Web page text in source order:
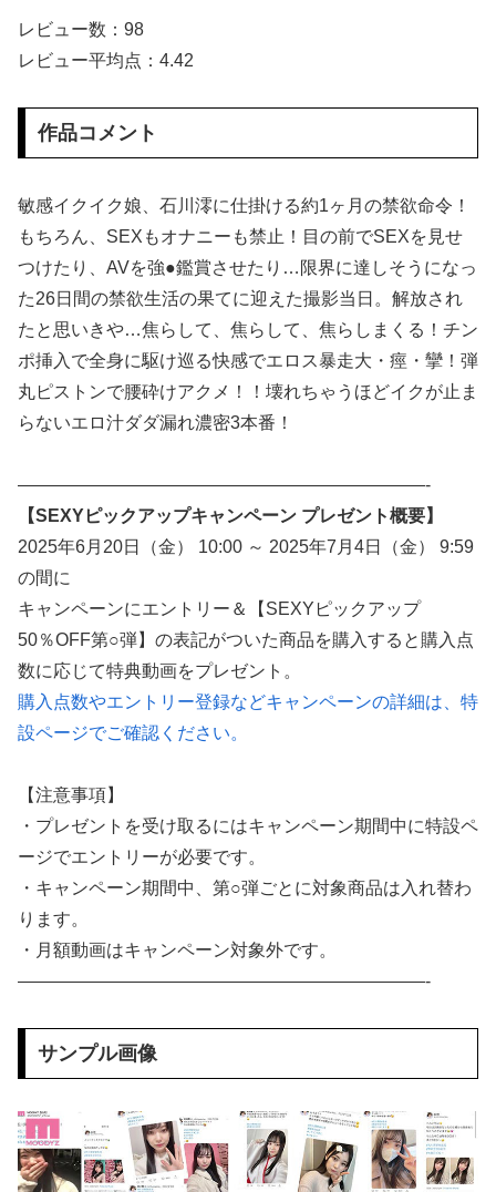
【朗報】芸能界を引退した爆乳、SNSでおっぱい画像を投稿www
【画像】ムチムチJK「デカパイ見せつけながらピース！✌」
ハメ撮りプライベート 極乳 宇佐美すい
【NIKKE】エレグのエロ画像まとめ 4
★川口けいと
怖い女上司が脱いだらHで可愛かった話-プライベートSEX編-
はるな愛、映画で自身初の母親役を演じることが発覚したんやが
激しく揺れる小さな胸が愛おしくてたまらない
【ＳＭ・調教】出会い系でエッチした最高のドＭ女
松居一代 画像36枚【ヌード】
素人ＡＶ面接 ~ロリ娘にセクシーランジェリーを着せて生中ハメ~
まんチラの誘惑 ~ダチの母ちゃんと~
アラサー喪女の暴走オーガズム
激しめイラマが好き！
【画像】長濱ねる(27歳)の乳がヤバイと話題にｗｗｗｗ1700万バズｗｗｗｗｗｗｗｗｗｗ 他
レビュー数：98
レビュー平均点：4.42
作品コメント
敏感イクイク娘、石川澪に仕掛ける約1ヶ月の禁欲命令！
もちろん、SEXもオナニーも禁止！目の前でSEXを見せ
つけたり、AVを強●鑑賞させたり…限界に達しそうになっ
た26日間の禁欲生活の果てに迎えた撮影当日。解放され
たと思いきや…焦らして、焦らして、焦らしまくる！チン
ポ挿入で全身に駆け巡る快感でエロス暴走大・痙・攣！弾
丸ピストンで腰砕けアクメ！！壊れちゃうほどイクが止ま
らないエロ汁ダダ漏れ濃密3本番！
———————————————————————-
【SEXYピックアップキャンペーン プレゼント概要】
2025年6月20日（金） 10:00 ～ 2025年7月4日（金） 9:59
の間に
キャンペーンにエントリー＆【SEXYピックアップ
50％OFF第○弾】の表記がついた商品を購入すると購入点
数に応じて特典動画をプレゼント。
購入点数やエントリー登録などキャンペーンの詳細は、特
設ページでご確認ください。
【注意事項】
・プレゼントを受け取るにはキャンペーン期間中に特設ペ
ージでエントリーが必要です。
・キャンペーン期間中、第○弾ごとに対象商品は入れ替わ
ります。
・月額動画はキャンペーン対象外です。
———————————————————————-
サンプル画像